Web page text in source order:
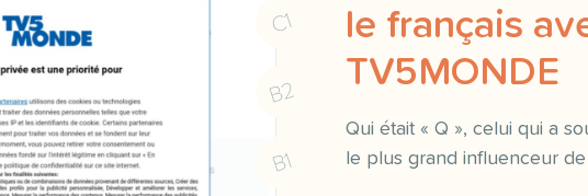
C1
B2
B1
le français
TV5MONDE
Qui était « Q », celui qui a
le plus grand influenceur